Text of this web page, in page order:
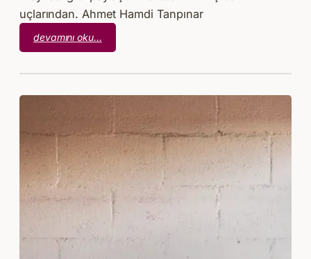
uçlarından. Ahmet Hamdi Tanpınar
devamını oku…
Ahmet
–
Hatırlama